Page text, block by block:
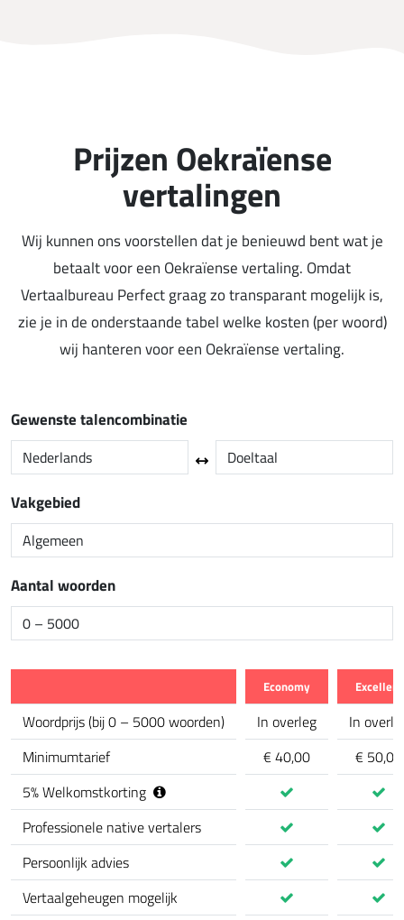
Prijzen Oekraïense
vertalingen
Wij kunnen ons voorstellen dat je benieuwd bent wat je
betaalt voor een Oekraïense vertaling. Omdat
Vertaalbureau Perfect graag zo transparant mogelijk is,
zie je in de onderstaande tabel welke kosten (per woord)
wij hanteren voor een Oekraïense vertaling.
Gewenste talencombinatie
Vakgebied
Aantal woorden
calculator.comparison_feature
Economy Excellent
Woordprijs(bij 0 – 5000 woorden) In overleg
In
Minimumtarief
€ 40,00
€ 50,00
5%Welkomstkorting
Professionele native vertalers
Persoonlijk advies
Vertaalgeheugen mogelijk